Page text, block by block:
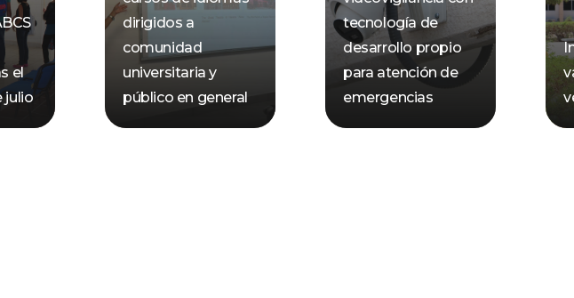
el
julio
dirigidos a
comunidad
universitaria y
público en general
tecnología de
desarrollo propio
para atención de
emergencias